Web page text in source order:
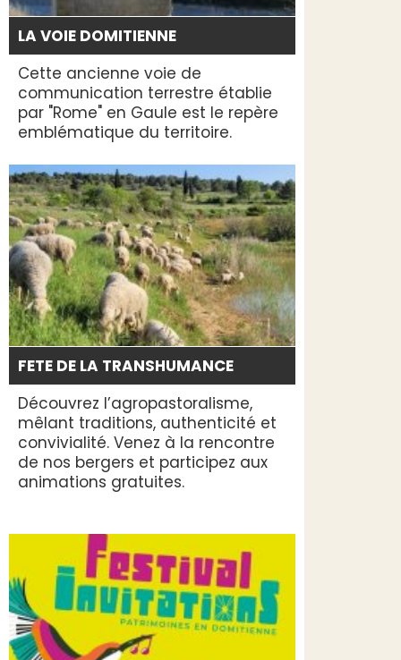
LA VOIE DOMITIENNE
Cette ancienne voie de
communication terrestre établie
par "Rome" en Gaule est le repère
emblématique du territoire.
FETE DE LA TRANSHUMANCE
Découvrez l’agropastoralisme,
mêlant traditions, authenticité et
convivialité. Venez à la rencontre
de nos bergers et participez aux
animations gratuites.